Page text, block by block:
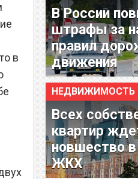
в
В России
штрафы за
правил
движения
НЕДВИЖИМОСТЬ
Всех
квартир
новшество в
ЖКХ